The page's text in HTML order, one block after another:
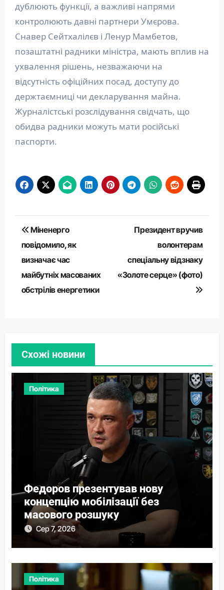
дублюють функції, а важливі напрями
контролюють давні партнери Умєрова.
Снавер Сейтхалілєв і Ленур Мамбетов,
позаштатні радники міністра, мають вплив на
ухвалення рішень, незважаючи на
відсутність офіційних посад, доступу до
держтаємниці чи декларування майна.
Журналістські розслідування свідчать, що
обидва радники можуть мати російські
паспорти.
Навігація
записів
Міненерго
повідомило, як
визначає час
майбутніх масованих
обстрілів енергетики
Президент вручив
волонтерам
спеціальну відзнаку
«Золоте серце» (фото)
Схожі новини
Політика
Федоров презентував нову
концепцію мобілізації без
масового розшуку
Сер 7, 2026
Політика